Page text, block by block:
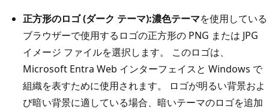
正方形のロゴ (ダーク テーマ):濃色テーマを使用している
ブラウザーで使用するロゴの正方形の PNG または JPG
イメージ ファイルを選択します。 このロゴは、
Microsoft Entra Web インターフェイスと Windows で
組織を表すために使用されます。 ロゴが明るい背景およ
び暗い背景に適している場合、暗いテーマのロゴを追加